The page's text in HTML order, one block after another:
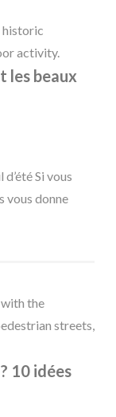
les beaux
Si vous
vous donne
10 idées